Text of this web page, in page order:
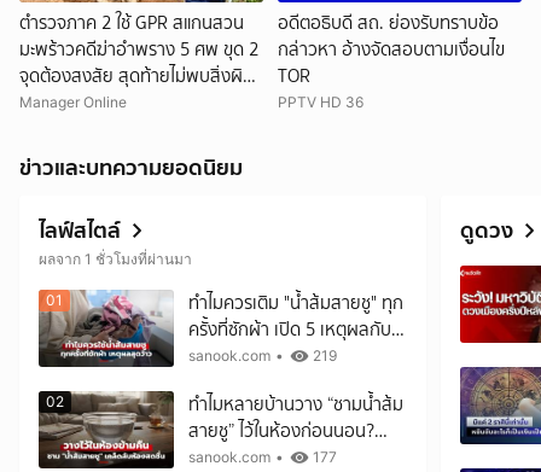
ตำรวจภาค 2 ใช้ GPR สแกนสวน
มะพร้าวคดีฆ่าอำพราง 5 ศพ ขุด 2
จุดต้องสงสัย สุดท้ายไม่พบสิ่งผิด
ปกติ
Manager Online
อดีตอธิบดี สถ. ย่องรับทราบข้อ
กล่าวหา อ้างจัดสอบตามเงื่อนไข
TOR
PPTV HD 36
ข่าวและบทความยอดนิยม
ไลฟ์สไตล์
ผลจาก 1 ชั่วโมงที่ผ่านมา
01
ทำไมควรเติม "น้ำส้มสายชู" ทุก
ครั้งที่ซักผ้า เปิด 5 เหตุผลกับ
ผลลัพธ์สุดว้าว
sanook.com • 219
02
ทำไมหลายบ้านวาง “ชามน้ำส้ม
สายชู” ไว้ในห้องก่อนนอน?
เคล็ดลับราคาประหยัด ตื่นมา
sanook.com • 177
ดูดวง